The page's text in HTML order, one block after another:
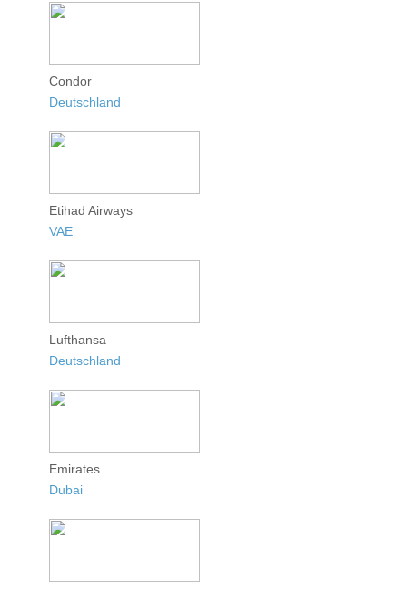
Condor
Deutschland
Etihad Airways
VAE
Lufthansa
Deutschland
Emirates
Dubai